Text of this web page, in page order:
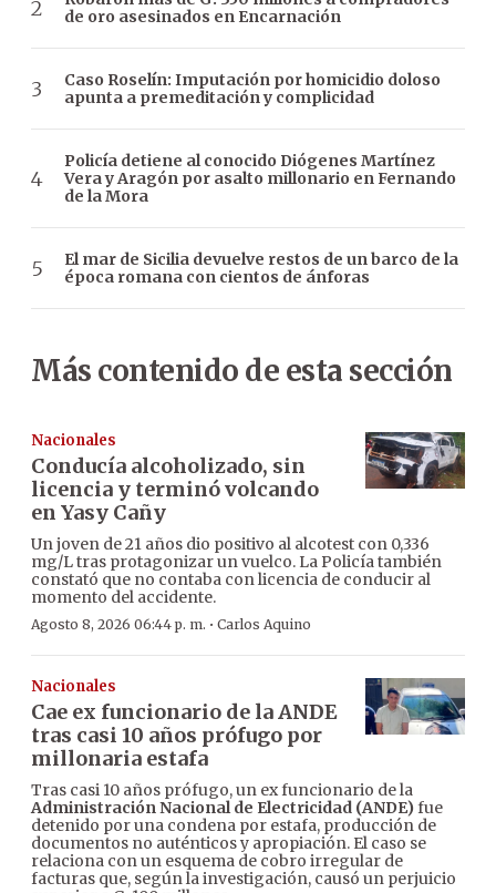
de oro asesinados en Encarnación
Caso Roselín: Imputación por homicidio doloso
apunta a premeditación y complicidad
Policía detiene al conocido Diógenes Martínez
Vera y Aragón por asalto millonario en Fernando
de la Mora
El mar de Sicilia devuelve restos de un barco de la
época romana con cientos de ánforas
Más contenido de esta sección
Nacionales
Conducía alcoholizado, sin
licencia y terminó volcando
en Yasy Cañy
Un joven de 21 años dio positivo al alcotest con 0,336
mg/L tras protagonizar un vuelco. La Policía también
constató que no contaba con licencia de conducir al
momento del accidente.
Agosto 8, 2026 06:44 p. m. · Carlos Aquino
Nacionales
Cae ex funcionario de la ANDE
tras casi 10 años prófugo por
millonaria estafa
Tras casi 10 años prófugo, un ex funcionario de la
Administración Nacional de Electricidad (ANDE)fue
detenido por una condena por estafa, producción de
documentos no auténticos y apropiación. El caso se
relaciona con un esquema de cobro irregular de
facturas que, según la investigación, causó un perjuicio